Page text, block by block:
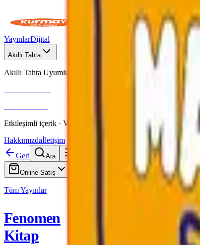
YayınlarDijital
Akıllı Tahta
Akıllı Tahta Uyumlu
Etkileşimli içerik · Video destekli anlatım · MEB uyumlu
Hakkımızdaİletişim
Geri
Ara
Online Satış
Tüm Yayınlar
Fenomen
Kitap